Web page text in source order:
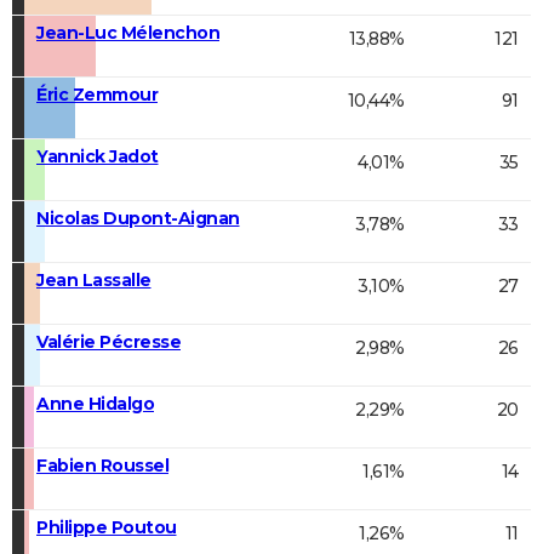
Jean-Luc Mélenchon 13,88% 121
Éric Zemmour 10,44% 91
Yannick Jadot 4,01% 35
Nicolas Dupont-Aignan 3,78% 33
Jean Lassalle 3,10% 27
Valérie Pécresse 2,98% 26
Anne Hidalgo 2,29% 20
Fabien Roussel 1,61% 14
Philippe Poutou 1,26% 11